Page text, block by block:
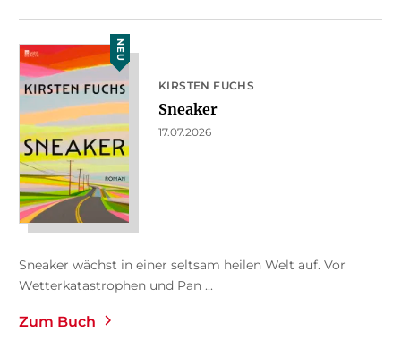
NEU
KIRSTEN FUCHS
Sneaker
17.07.2026
Sneaker wächst in einer seltsam heilen Welt auf. Vor
Wetterkatastrophen und Pan ...
Zum Buch